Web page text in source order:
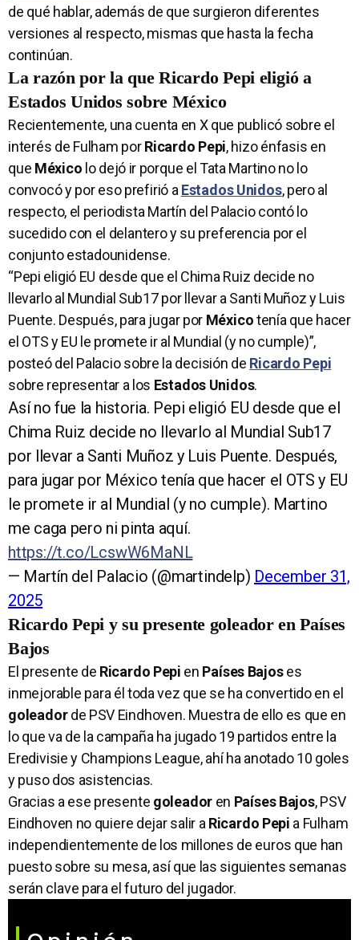
de qué hablar, además de que surgieron diferentes
versiones al respecto, mismas que hasta la fecha
continúan.
La razón por la que Ricardo Pepi eligió a
Estados Unidos sobre México
Recientemente, una cuenta en X que publicó sobre el
interés de Fulham porRicardo Pepi, hizo énfasis en
que México lo dejó ir porque el Tata Martino no lo
convocó y por eso prefirió aEstados Unidos, pero al
respecto, el periodista Martín del Palacio contó lo
sucedido con el delantero y su preferencia por el
conjunto estadounidense.
“Pepi eligió EU desde que el Chima Ruiz decide no
llevarlo al Mundial Sub17 por llevar a Santi Muñoz y Luis
Puente. Después, para jugar por Méxicotenía que hacer
el OTS y EU le promete ir al Mundial (y no cumple)”,
posteó del Palacio sobre la decisión de Ricardo Pepi
sobre representar a los Estados Unidos.
Así no fue la historia. Pepi eligió EU desde que el
Chima Ruiz decide no llevarlo al Mundial Sub17
por llevar a Santi Muñoz y Luis Puente. Después,
para jugar por México tenía que hacer el OTS y EU
le promete ir al Mundial (y no cumple). Martino
me caga pero ni pinta aquí.
https://t.co/LcswW6MaNL
— Martín del Palacio (@martindelp) December 31,
2025
Ricardo Pepi y su presente goleador en Países
Bajos
El presente de Ricardo Pepi en Países Bajoses
inmejorable para él toda vez que se ha convertido en el
goleadorde PSV Eindhoven. Muestra de ello es que en
lo que va de la campaña ha jugado 19 partidos entre la
Eredivisie y Champions League, ahí ha anotado 10 goles
y puso dos asistencias.
Gracias a ese presente goleador en Países Bajos, PSV
Eindhoven no quiere dejar salir aRicardo Pepi a Fulham
independientemente de los millones de euros que han
puesto sobre su mesa, así que las siguientes semanas
serán clave para el futuro del jugador.